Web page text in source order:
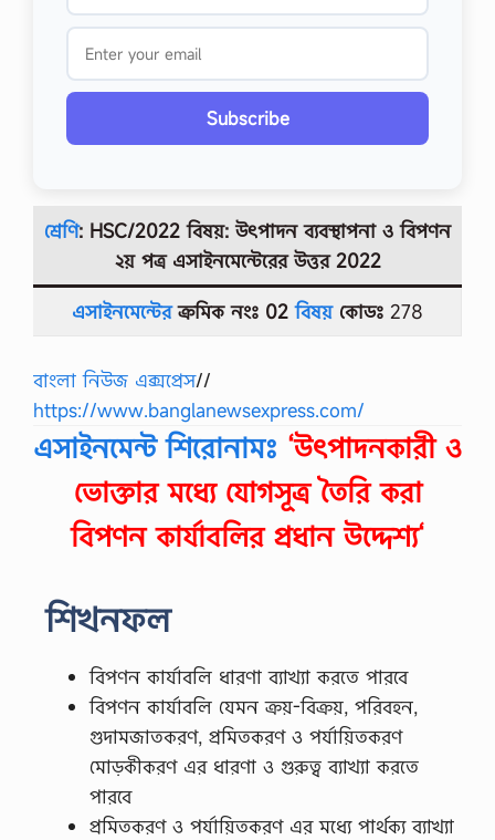
Subscribe
শ্রেণি: HSC/2022 বিষয়: উৎপাদন ব্যবস্থাপনা ও বিপণন
২য় পত্র এসাইনমেন্টেরের উত্তর2022
এসাইনমেন্টেরক্রমিক নংঃ 02 বিষয়কোডঃ 278
বাংলা নিউজ এক্সপ্রেস//
https://www.banglanewsexpress.com/
এসাইনমেন্ট শিরোনামঃ ‘উৎপাদনকারী ও
ভোক্তার মধ্যে যোগসূত্র তৈরি করা
বিপণন কার্যাবলির প্রধান উদ্দেশ্য‘
শিখনফল
বিপণন কার্যাবলি ধারণা ব্যাখ্যা করতে পারবে
বিপণন কার্যাবলি যেমন ক্রয়-বিক্রয়, পরিবহন,
গুদামজাতকরণ, প্রমিতকরণ ও পর্যায়িতকরণ
মোড়কীকরণ এর ধারণা ও গুরুত্ব ব্যাখ্যা করতে
পারবে
প্রমিতকরণ ও পর্যায়িতকরণ এর মধ্যে পার্থক্য ব্যাখ্যা